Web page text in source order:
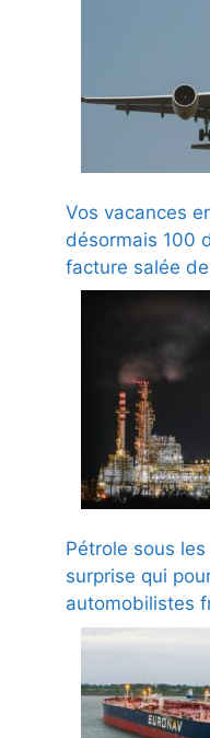
Vos vacances
désormais 100
facture salée
Pétrole sous
surprise qui
automobilistes